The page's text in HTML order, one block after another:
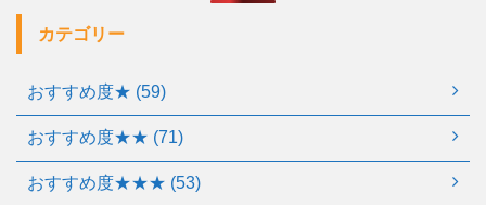
カテゴリー
おすすめ度★ (59)
おすすめ度★★ (71)
おすすめ度★★★ (53)